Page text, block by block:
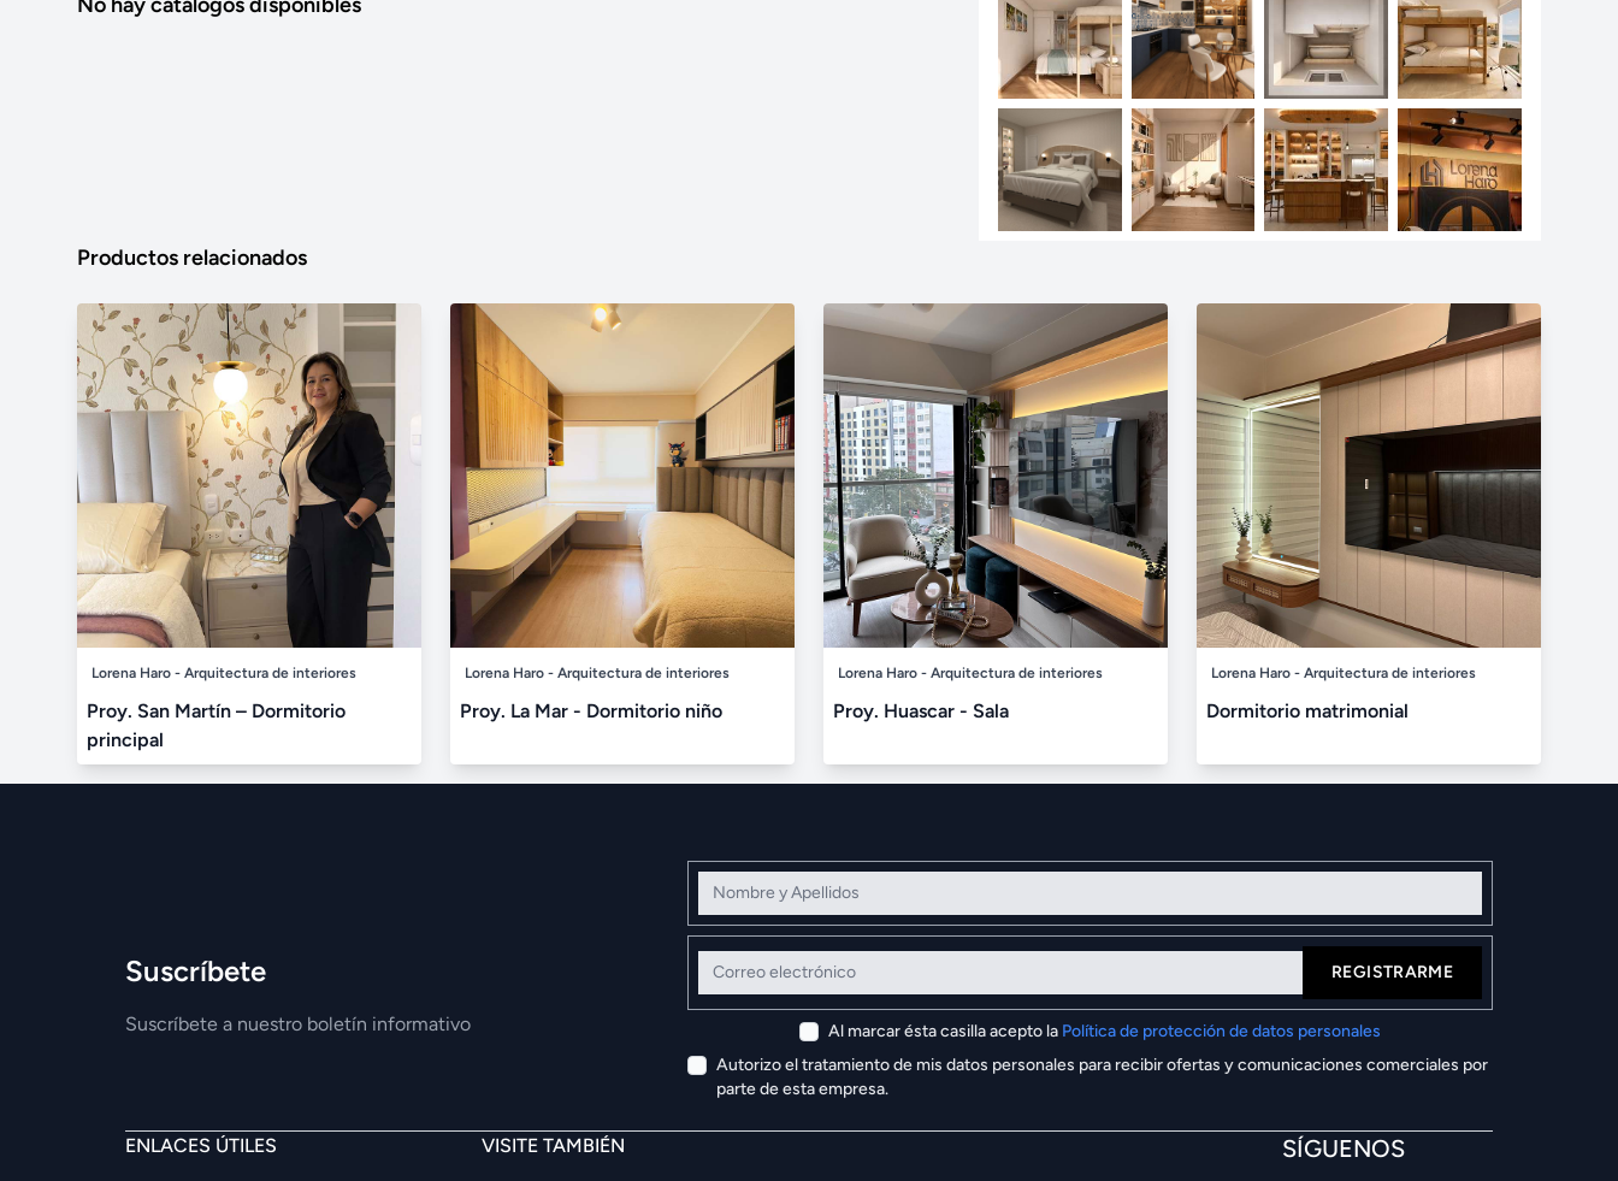
Productos relacionados
Lorena Haro - Arquitectura de interiores
Proy. San Martín – Dormitorio
principal
Lorena Haro - Arquitectura de interiores
Proy. La Mar - Dormitorio niño
Lorena Haro - Arquitectura de interiores
Proy. Huascar - Sala
Lorena Haro - Arquitectura de interiores
Dormitorio matrimonial
Suscríbete
Suscríbete a nuestro boletín informativo
Nombre y Apellidos
Correo electrónico
REGISTRARME
Al marcar ésta casilla acepto la Política de protección de datos personales
Autorizo el tratamiento de mis datos personales para recibir ofertas y comunicaciones comerciales por
parte de esta empresa.
ENLACES ÚTILES VISITE TAMBIÉN SÍGUENOS